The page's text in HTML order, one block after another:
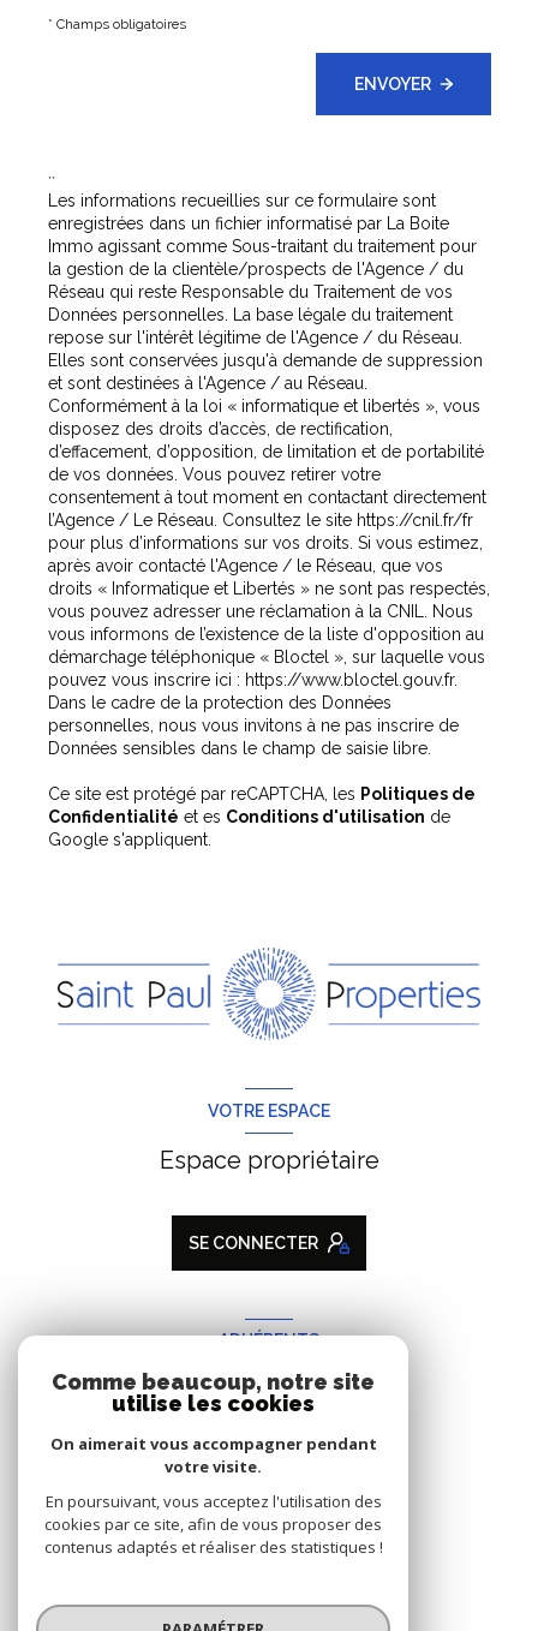
* Champs obligatoires
ENVOYER
**
Les informations recueillies sur ce formulaire sont
enregistrées dans un fichier informatisé par La Boite
Immo agissant comme Sous-traitant du traitement pour
la gestion de la clientèle/prospects de l'Agence / du
Réseau qui reste Responsable du Traitement de vos
Données personnelles. La base légale du traitement
repose sur l'intérêt légitime de l'Agence / du Réseau.
Elles sont conservées jusqu'à demande de suppression
et sont destinées à l'Agence / au Réseau.
Conformément à la loi « informatique et libertés », vous
disposez des droits d’accès, de rectification,
d’effacement, d’opposition, de limitation et de portabilité
de vos données. Vous pouvez retirer votre
consentement à tout moment en contactant directement
l’Agence / Le Réseau. Consultez le site https://cnil.fr/fr
pour plus d’informations sur vos droits. Si vous estimez,
après avoir contacté l'Agence / le Réseau, que vos
droits « Informatique et Libertés » ne sont pas respectés,
vous pouvez adresser une réclamation à la CNIL. Nous
vous informons de l’existence de la liste d'opposition au
démarchage téléphonique « Bloctel », sur laquelle vous
pouvez vous inscrire ici : https://www.bloctel.gouv.fr.
Dans le cadre de la protection des Données
personnelles, nous vous invitons à ne pas inscrire de
Données sensibles dans le champ de saisie libre.
Ce site est protégé par reCAPTCHA, les Politiques de
Confidentialité et es Conditions d'utilisation de
Google s'appliquent.
VOTRE ESPACE
Espace propriétaire
SE CONNECTER
ADHÉRENTS
Nous adhérons
Comme beaucoup, notre site
utilise les cookies
On aimerait vous accompagner pendant
votre visite.
En poursuivant, vous acceptez l'utilisation des
cookies par ce site, afin de vous proposer des
contenus adaptés et réaliser des statistiques !